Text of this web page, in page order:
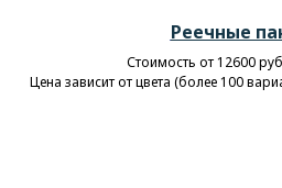
Реечные
Стоимость от 12600
Цена зависит от цвета (более 100